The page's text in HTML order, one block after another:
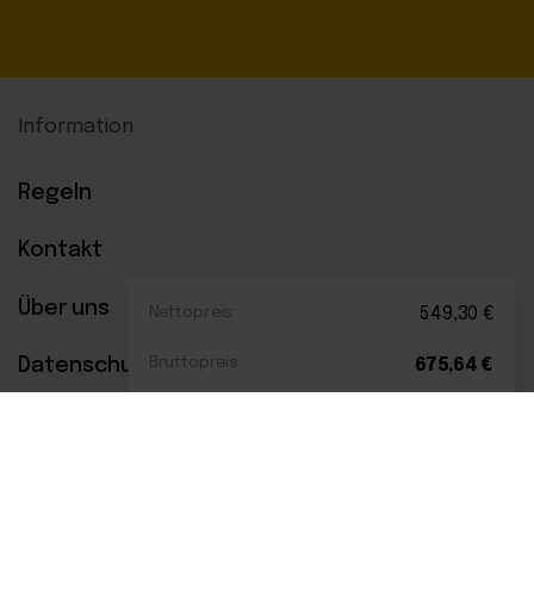
Nettopreis: 549,30 €
Bruttopreis: 675,64 €
Information
Regeln
Kontakt
Über uns
Datenschutzerklärung